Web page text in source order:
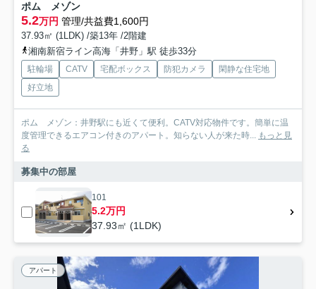
ポム メゾン
5.2万円 管理/共益費1,600円
37.93㎡ (1LDK) /築13年 /2階建
湘南新宿ライン高海「井野」駅 徒歩33分
駐輪場 CATV 宅配ボックス 防犯カメラ
閑静な住宅地
好立地
ポム メゾン：井野駅にも近くて便利。CATV対応物件です。簡単に温
度管理できるエアコン付きのアパート。知らない人が来た時... もっと見
る
募集中の部屋
101
5.2万円
37.93㎡ (1LDK)
アパート